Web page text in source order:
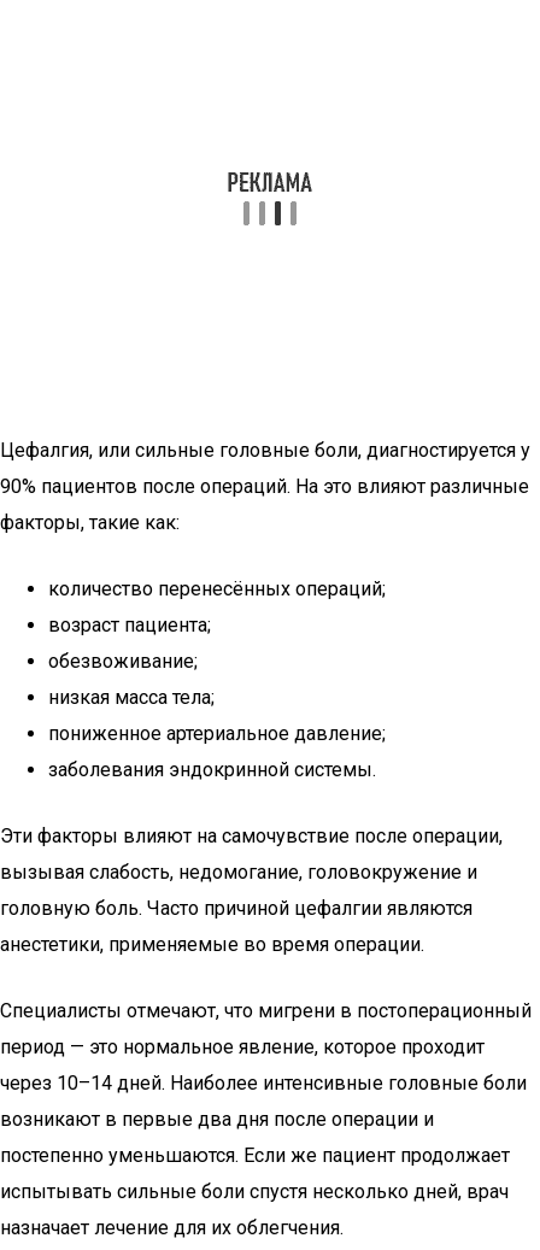
Цефалгия, или сильные головные боли, диагностируется у
90% пациентов после операций. На это влияют различные
факторы, такие как:
количество перенесённых операций;
возраст пациента;
обезвоживание;
низкая масса тела;
пониженное артериальное давление;
заболевания эндокринной системы.
Эти факторы влияют на самочувствие после операции,
вызывая слабость, недомогание, головокружение и
головную боль. Часто причиной цефалгии являются
анестетики, применяемые во время операции.
Специалисты отмечают, что мигрени в постоперационный
период — это нормальное явление, которое проходит
через 10–14 дней. Наиболее интенсивные головные боли
возникают в первые два дня после операции и
постепенно уменьшаются. Если же пациент продолжает
испытывать сильные боли спустя несколько дней, врач
назначает лечение для их облегчения.